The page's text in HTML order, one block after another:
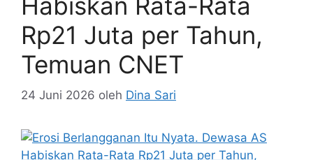
Rp21 Juta per Tahun,
Temuan CNET
24 Juni 2026 oleh Dina Sari